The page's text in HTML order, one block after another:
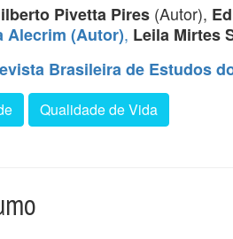
Pivetta Pires (Autor),
Alecrim (Autor), Leila Mirtes
Brasileira de Estudos
Qualidade de Vida